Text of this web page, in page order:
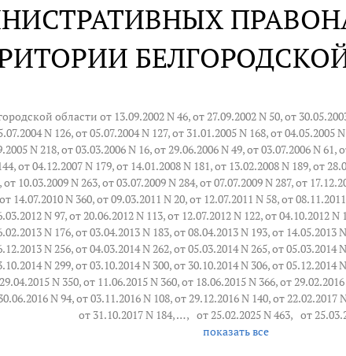
области от 13.09.2002 N 46, от 27.09.2002 N 50, от
N 126, от 05.07.2004 N 127, от 31.01.2005 N 168, от 04.05.2005
N 218, от 03.03.2006 N 16, от 29.06.2006 N 49, от 03.07.2006 N 61,
от 04.12.2007 N 179, от 14.01.2008 N 181, от 13.02.2008 N 189, от
10.03.2009 N 263, от 03.07.2009 N 284, от 07.07.2009 N 287, от
14.07.2010 N 360, от 09.03.2011 N 20, от 12.07.2011 N 58, от
N 97, от 20.06.2012 N 113, от 12.07.2012 N 122, от 04.10.2012
N 176, от 03.04.2013 N 183, от 08.04.2013 N 193, от 14.05.2013
N 256, от 04.03.2014 N 262, от 05.03.2014 N 265, от 05.03.2014
N 299, от 03.10.2014 N 300, от 30.10.2014 N 306, от 05.12.2014
N 350, от 11.06.2015 N 360, от 18.06.2015 N 366, от
N 94, от 03.11.2016 N 108, от 29.12.2016 N 140, от 22.02.2017
от 31.10.2017 N 184, … , от 25.02.2025 N 463, от
показать все